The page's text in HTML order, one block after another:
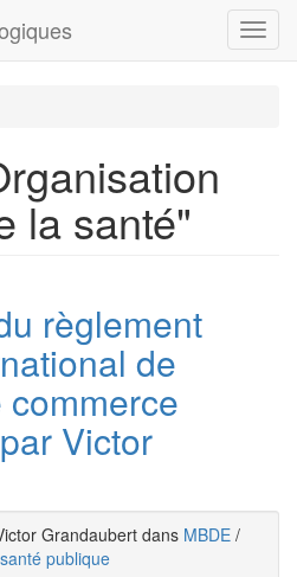
la santé"
règlement
de
commerce
Victor
Grandaubert dans MBDE /
publique